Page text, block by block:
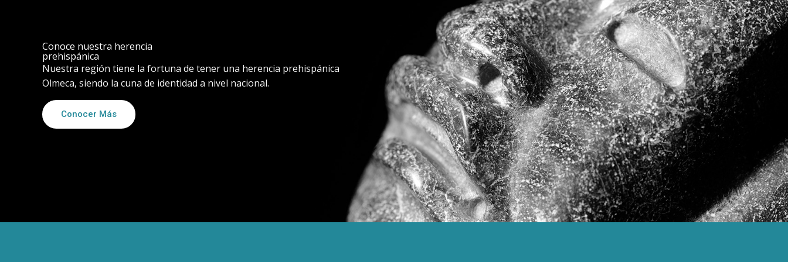
Conoce nuestra herencia
prehispánica
Nuestra región tiene la fortuna de tener una herencia prehispánica
Olmeca, siendo la cuna de identidad a nivel nacional.
Conocer Más